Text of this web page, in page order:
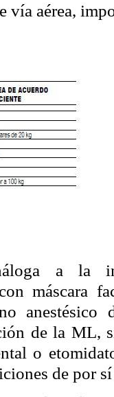
vía aérea,
a la
máscara
anestésico
de la ML,
o
de por